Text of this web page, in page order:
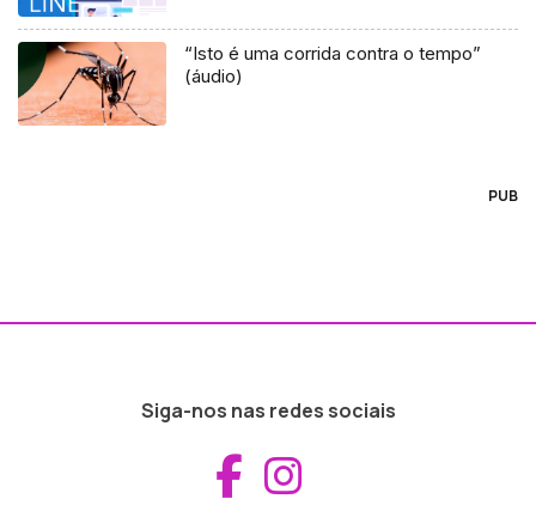
“Isto é uma corrida contra o tempo”
(áudio)
PUB
Siga-nos nas redes sociais
Aceder ao